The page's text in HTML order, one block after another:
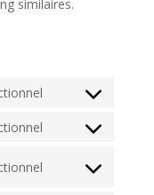
similaires.
Consent
wordpress
Consent
service
Consent